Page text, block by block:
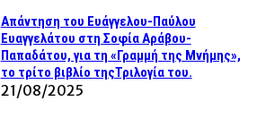
Απάντηση του Ευάγγελου-Παύλου
Ευαγγελάτου στη Σοφία Αράβου-
Παπαδάτου, για τη «Γραμμή της Μνήμης»,
το τρίτο βιβλίο τηςΤριλογία του.
21/08/2025